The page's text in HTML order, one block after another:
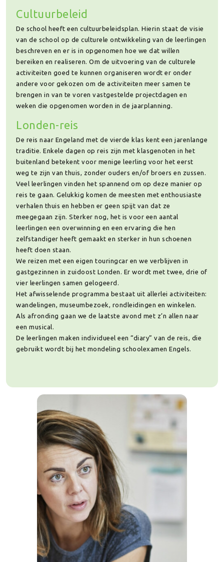
Cultuurbeleid
De school heeft een cultuurbeleidsplan. Hierin staat de visie
van de school op de culturele ontwikkeling van de leerlingen
beschreven en er is in opgenomen hoe we dat willen
bereiken en realiseren. Om de uitvoering van de culturele
activiteiten goed te kunnen organiseren wordt er onder
andere voor gekozen om de activiteiten meer samen te
brengen in van te voren vastgestelde projectdagen en
weken die opgenomen worden in de jaarplanning.
Londen-reis
De reis naar Engeland met de vierde klas kent een jarenlange
traditie. Enkele dagen op reis zijn met klasgenoten in het
buitenland betekent voor menige leerling voor het eerst
weg te zijn van thuis, zonder ouders en/of broers en zussen.
Veel leerlingen vinden het spannend om op deze manier op
reis te gaan. Gelukkig komen de meesten met enthousiaste
verhalen thuis en hebben er geen spijt van dat ze
meegegaan zijn. Sterker nog, het is voor een aantal
leerlingen een overwinning en een ervaring die hen
zelfstandiger heeft gemaakt en sterker in hun schoenen
heeft doen staan.
We reizen met een eigen touringcar en we verblijven in
gastgezinnen in zuidoost Londen. Er wordt met twee, drie of
vier leerlingen samen gelogeerd.
Het afwisselende programma bestaat uit allerlei activiteiten:
wandelingen, museumbezoek, rondleidingen en winkelen.
Als afronding gaan we de laatste avond met z’n allen naar
een musical.
De leerlingen maken individueel een “diary” van de reis, die
gebruikt wordt bij het mondeling schoolexamen Engels.